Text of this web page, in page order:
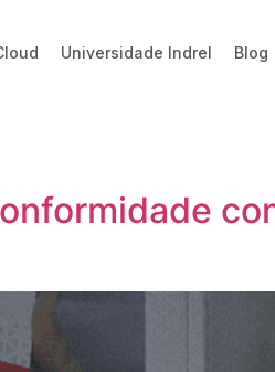
Universidade Indrel Blog